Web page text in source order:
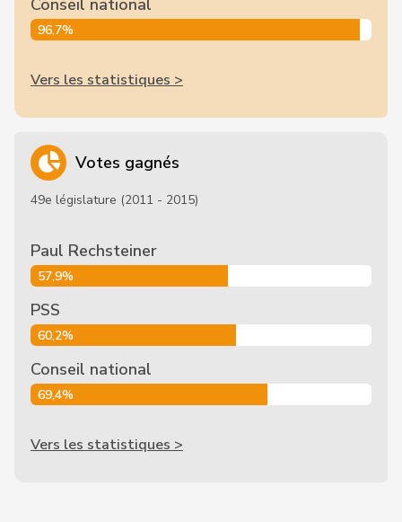
Conseil national
96,7%
Vers les statistiques >
Votes gagnés
49e législature (2011 - 2015)
Paul Rechsteiner
57,9%
PSS
60,2%
Conseil national
69,4%
Vers les statistiques >